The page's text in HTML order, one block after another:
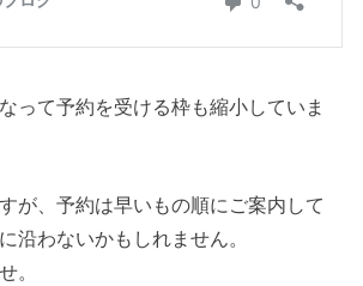
って予約を受ける枠も縮小していま
が、予約は早いもの順にご案内して
沿わないかもしれません。
。